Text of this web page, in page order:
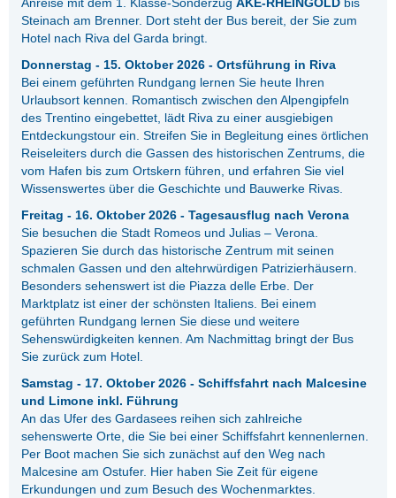
Anreise mit dem 1. Klasse-SonderzugAKE-RHEINGOLD bis
Steinach am Brenner. Dort steht der Bus bereit, der Sie zum
Hotel nach Riva del Garda bringt.
Donnerstag - 15. Oktober 2026 - Ortsführung in Riva
Bei einem geführten Rundgang lernen Sie heute Ihren
Urlaubsort kennen. Romantisch zwischen den Alpengipfeln
des Trentino eingebettet, lädt Riva zu einer ausgiebigen
Entdeckungstour ein. Streifen Sie in Begleitung eines örtlichen
Reiseleiters durch die Gassen des historischen Zentrums, die
vom Hafen bis zum Ortskern führen, und erfahren Sie viel
Wissenswertes über die Geschichte und Bauwerke Rivas.
Freitag - 16. Oktober 2026 - Tagesausflug nach Verona
Sie besuchen die Stadt Romeos und Julias – Verona.
Spazieren Sie durch das historische Zentrum mit seinen
schmalen Gassen und den altehrwürdigen Patrizierhäusern.
Besonders sehenswert ist die Piazza delle Erbe. Der
Marktplatz ist einer der schönsten Italiens. Bei einem
geführten Rundgang lernen Sie diese und weitere
Sehenswürdigkeiten kennen. Am Nachmittag bringt der Bus
Sie zurück zum Hotel.
Samstag - 17. Oktober 2026 - Schiffsfahrt nach Malcesine
und Limone inkl. Führung
An das Ufer des Gardasees reihen sich zahlreiche
sehenswerte Orte, die Sie bei einer Schiffsfahrt kennenlernen.
Per Boot machen Sie sich zunächst auf den Weg nach
Malcesine am Ostufer. Hier haben Sie Zeit für eigene
Erkundungen und zum Besuch des Wochenmarktes.